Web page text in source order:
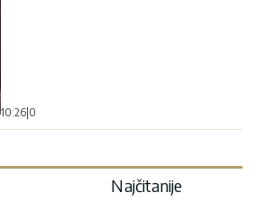
10:26|0
Najčitanije